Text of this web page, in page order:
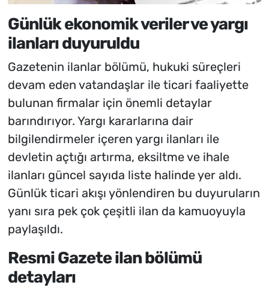
Günlük ekonomik veriler ve yargı
ilanları duyuruldu
Gazetenin ilanlar bölümü, hukuki süreçleri
devam eden vatandaşlar ile ticari faaliyette
bulunan firmalar için önemli detaylar
barındırıyor. Yargı kararlarına dair
bilgilendirmeler içeren yargı ilanları ile
devletin açtığı artırma, eksiltme ve ihale
ilanları güncel sayıda liste halinde yer aldı.
Günlük ticari akışı yönlendiren bu duyuruların
yanı sıra pek çok çeşitli ilan da kamuoyuyla
paylaşıldı.
Resmi Gazete ilan bölümü
detayları